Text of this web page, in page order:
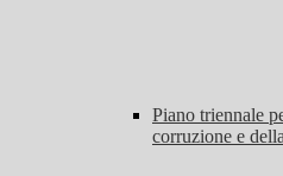
Piano triennale
corruzione e